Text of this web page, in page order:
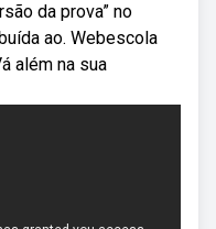
da prova” no
ao. Webescola
além na sua